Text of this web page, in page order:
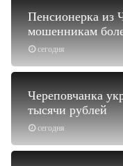
сегодня
Пенсионерка из
мошенникам
сегодня
Череповчанка
тысячи рублей